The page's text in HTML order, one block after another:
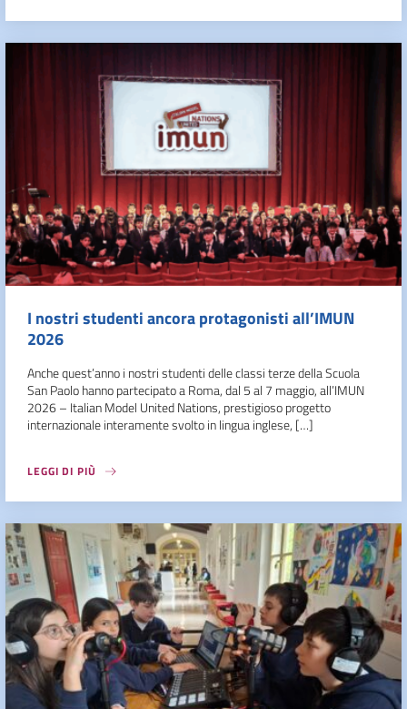
I nostri studenti ancora protagonisti all’IMUN
2026
Anche quest’anno i nostri studenti delle classi terze della Scuola
San Paolo hanno partecipato a Roma, dal 5 al 7 maggio, all’IMUN
2026 – Italian Model United Nations, prestigioso progetto
internazionale interamente svolto in lingua inglese, […]
LEGGI DI PIÙ